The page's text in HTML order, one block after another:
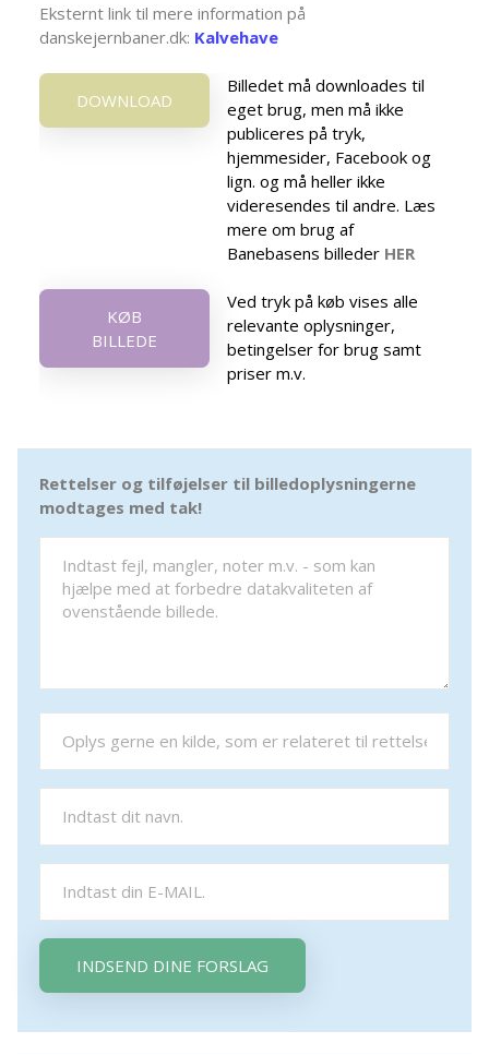
Eksternt link til mere information på
danskejernbaner.dk: Kalvehave
DOWNLOAD
Billedet må downloades til
eget brug, men må ikke
publiceres på tryk,
hjemmesider, Facebook og
lign. og må heller ikke
videresendes til andre. Læs
mere om brug af
Banebasens billeder HER
KØB
BILLEDE
Ved tryk på køb vises alle
relevante oplysninger,
betingelser for brug samt
priser m.v.
Rettelser og tilføjelser til billedoplysningerne
modtages med tak!
INDSEND DINE FORSLAG